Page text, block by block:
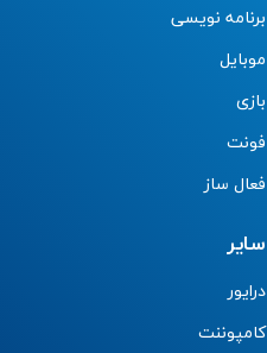
برنامه نویسی
موبایل
بازی
فونت
فعال ساز
سایر
درایور
کامپوننت